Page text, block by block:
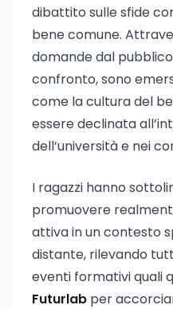
dibattito sulle sfide
bene comune.
domande dal
confronto, sono
come la cultura del
essere declinata
dell’università e nei
I ragazzi hanno
promuovere
attiva in un contesto
distante, rilevando
eventi formativi quali
Futurlab per